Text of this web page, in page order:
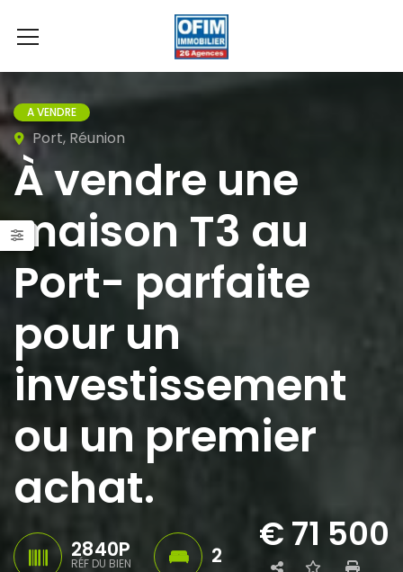
A VENDRE
Port, Réunion
À vendre une
maison T3 au
Port- parfaite
pour un
investissement
ou un premier
achat.
2840P
RÉF DU BIEN 2 € 71 500